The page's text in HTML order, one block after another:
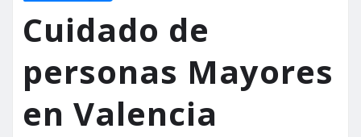
Cuidado de
personas Mayores
en Valencia